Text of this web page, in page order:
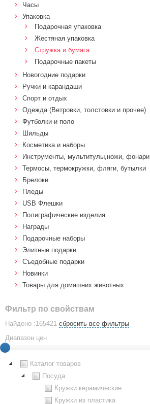
Часы
Упаковка
Подарочная упаковка
Жестяная упаковка
Стружка и бумага
Подарочные пакеты
Новогодние подарки
Ручки и карандаши
Спорт и отдых
Одежда (Ветровки, толстовки и прочее)
Футболки и поло
Шильды
Косметика и наборы
Инструменты, мультитулы,ножи, фонари
Термосы, термокружки, фляги, бутылки
Брелоки
Пледы
USB Флешки
Полиграфические изделия
Награды
Подарочные наборы
Элитные подарки
Cъедобные подарки
Новинки
Товары для домашних животных
Фильтр по свойствам
Найдено :165421 сбросить все фильтры
Диапазон цен
Каталог товаров
Посуда
Кружки керамические
Кружки из пластика